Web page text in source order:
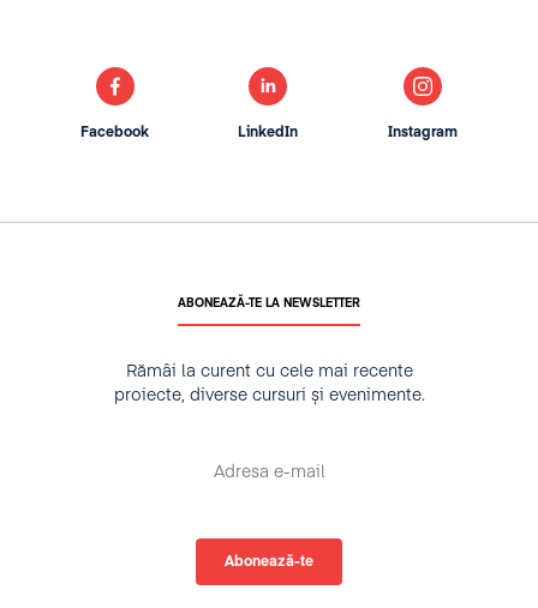
ABONEAZĂ-TE LA NEWSLETTER
Rămâi la curent cu cele mai recente
proiecte, diverse cursuri și evenimente.
Facebook LinkedIn Instagram